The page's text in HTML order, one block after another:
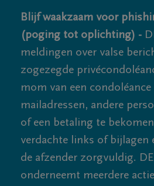
Blijf waakzaam voor
(poging tot oplichting) -
meldingen over valse
zogezegde
mom van een
mailadressen, andere
of een betaling te
verdachte links of bijlagen
de afzender zorgvuldig.
onderneemt meerdere